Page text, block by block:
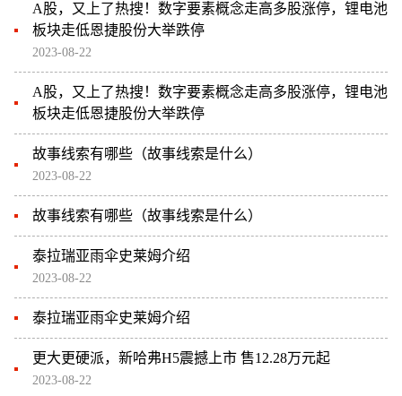
A股，又上了热搜！数字要素概念走高多股涨停，锂电池
板块走低恩捷股份大举跌停
2023-08-22
A股，又上了热搜！数字要素概念走高多股涨停，锂电池
板块走低恩捷股份大举跌停
故事线索有哪些（故事线索是什么）
2023-08-22
故事线索有哪些（故事线索是什么）
泰拉瑞亚雨伞史莱姆介绍
2023-08-22
泰拉瑞亚雨伞史莱姆介绍
更大更硬派，新哈弗H5震撼上市 售12.28万元起
2023-08-22